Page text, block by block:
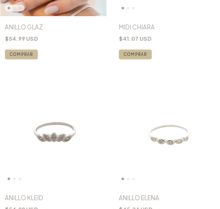
ANILLO GLAZ
$54.99 USD
COMPRAR
MIDI CHIARA
$41.07 USD
ANILLO KLEID ANILLO ELENA